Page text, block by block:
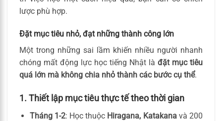
lược phù hợp.
Đặt mục tiêu nhỏ, đạt những thành công lớn
Một trong những sai lầm khiến nhiều người nhanh
chóng mất động lực học tiếng Nhật là đặt mục tiêu
quá lớn mà không chia nhỏ thành các bước cụ thể.
1. Thiết lập mục tiêu thực tế theo thời gian
Tháng 1-2: Học thuộc Hiragana, Katakanavà 200